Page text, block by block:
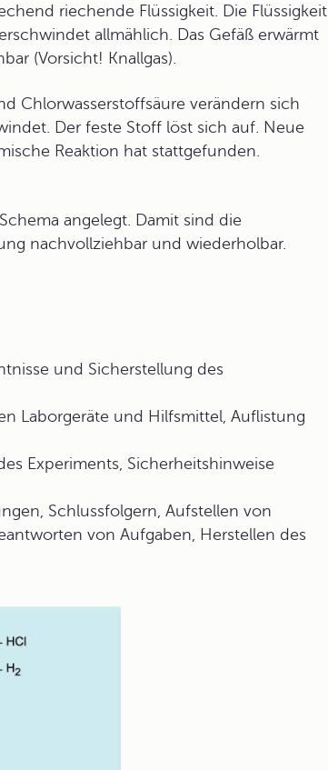
riechende Flüssigkeit. Die Flüssigkeit
allmählich. Das Gefäß erwärmt
(Vorsicht! Knallgas).
Chlorwasserstoffsäure verändern sich
Der feste Stoff löst sich auf. Neue
Reaktion hat stattgefunden.
angelegt. Damit sind die
nachvollziehbar und wiederholbar.
und Sicherstellung des
Laborgeräte und Hilfsmittel, Auflistung
Experiments, Sicherheitshinweise
Schlussfolgern, Aufstellen von
von Aufgaben, Herstellen des